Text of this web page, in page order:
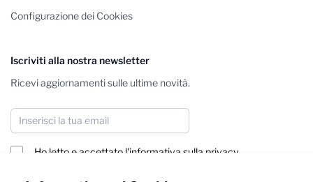
Configurazione dei Cookies
Iscriviti alla nostra newsletter
Ricevi aggiornamenti sulle ultime novità.
Indirizzo email
Ho letto e accettato l'informativa sulla privacy